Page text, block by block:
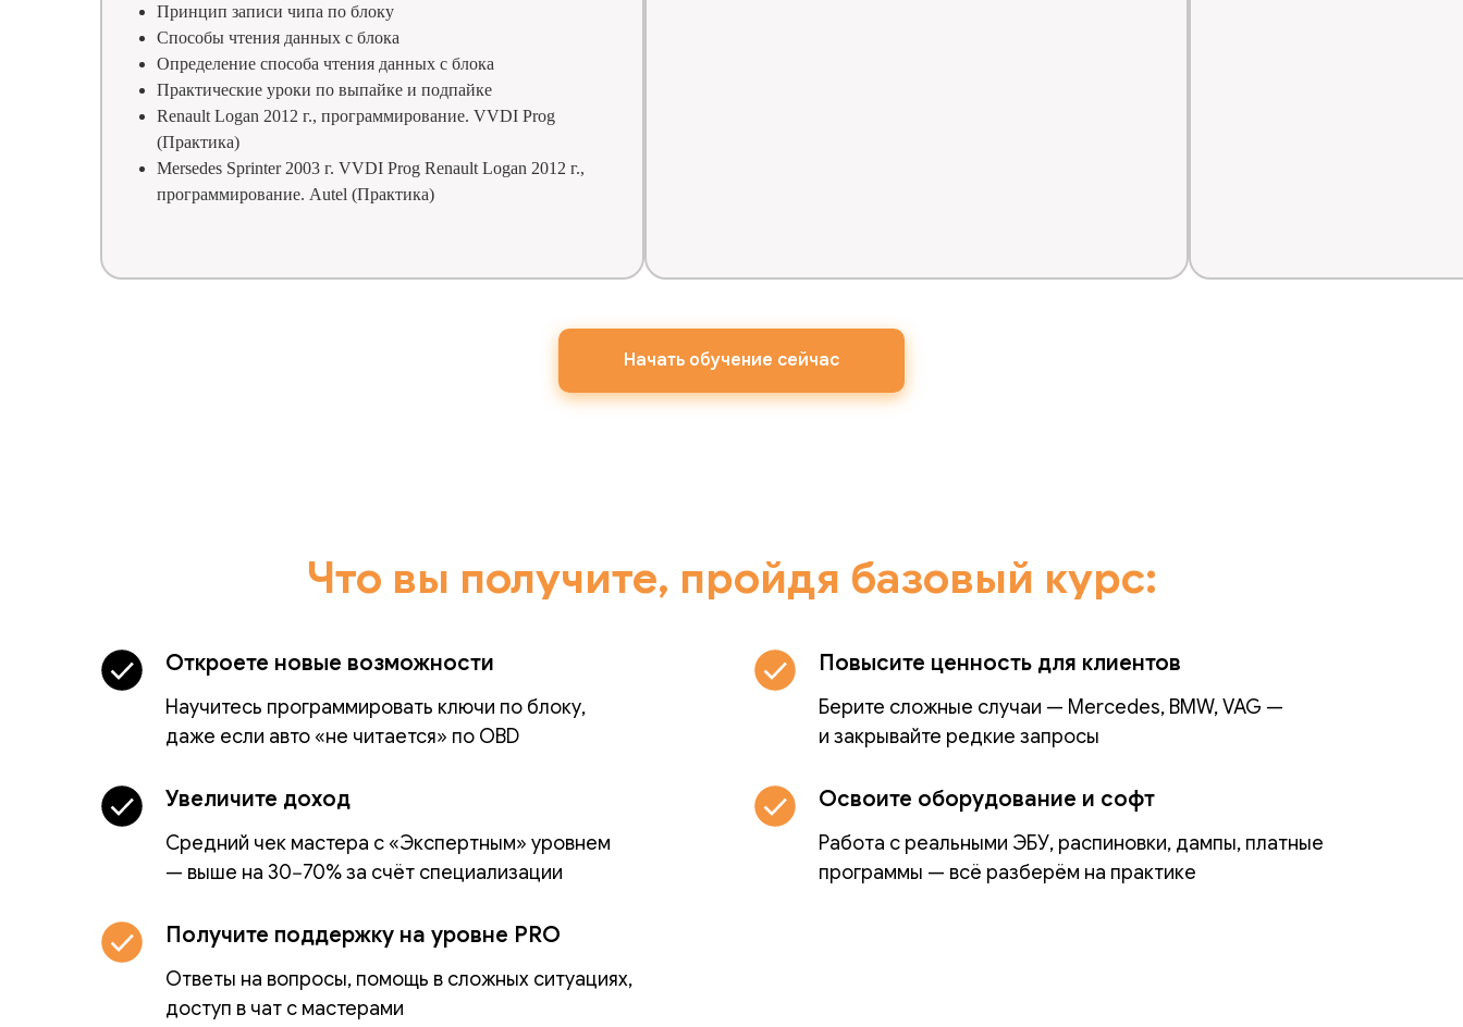
Принцип записи чипа по блоку
Способы чтения данных с блока
Определение способа чтения данных с блока
Практические уроки по выпайке и подпайке
Renault Logan 2012 г., программирование. VVDI Prog
(Практика)
Mersedes Sprinter 2003 г. VVDI Prog Renault Logan 2012 г.,
программирование. Autel (Практика)
Начать обучение сейчас
Что вы получите, пройдя базовый курс:
Откроете новые возможности
Научитесь программировать ключи по блоку,
даже если авто «не читается» по OBD
Повысите ценность для клиентов
Берите сложные случаи — Mercedes, BMW, VAG —
и закрывайте редкие запросы
Увеличите доход
Средний чек мастера с «Экспертным» уровнем
— выше на 30−70% за счёт специализации
Освоите оборудование и софт
Работа с реальными ЭБУ, распиновки, дампы, платные
программы — всё разберём на практике
Получите поддержку на уровне PRO
Ответы на вопросы, помощь в сложных ситуациях,
доступ в чат с мастерами